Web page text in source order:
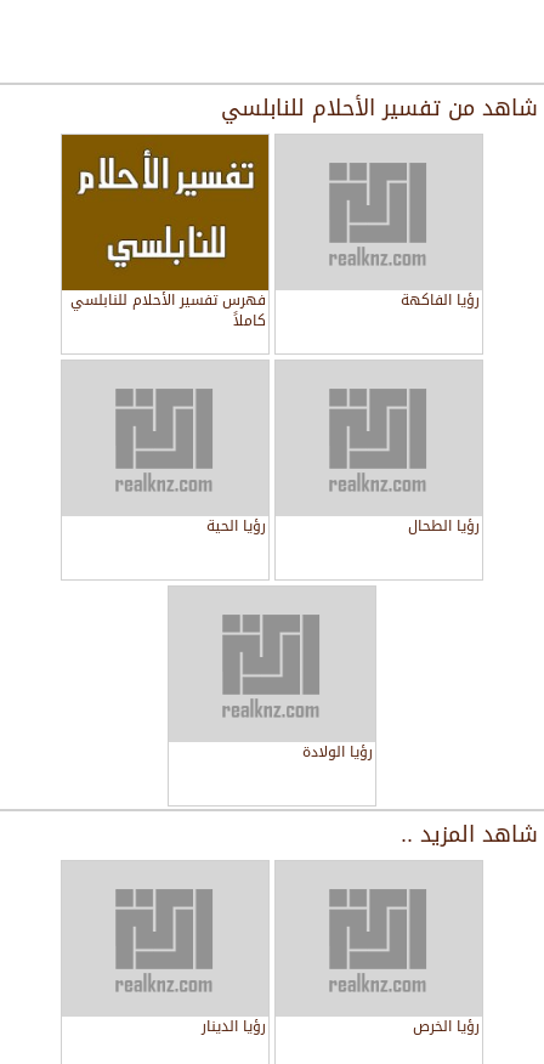
شاهد من تفسير الأحلام للنابلسي
رؤيا الفاكهة فهرس تفسير الأحلام للنابلسي
كاملاً
رؤيا الطحال رؤيا الحية
رؤيا الولادة
شاهد المزيد ..
رؤيا الخرص رؤيا الدينار